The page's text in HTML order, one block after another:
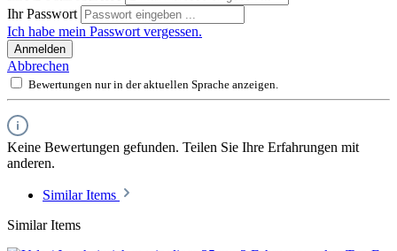
Ihr Passwort
Ich habe mein Passwort vergessen.
Anmelden
Abbrechen
Bewertungen nur in der aktuellen Sprache anzeigen.
Keine Bewertungen gefunden. Teilen Sie Ihre Erfahrungen mit
anderen.
Similar Items
Similar Items